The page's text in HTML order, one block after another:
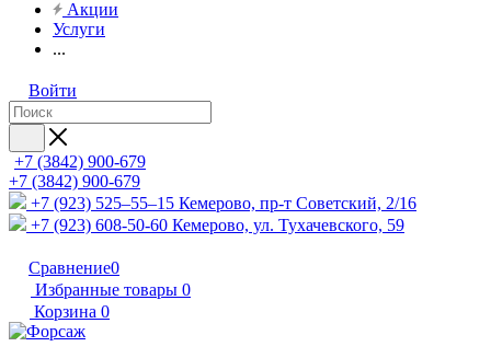
Акции
Услуги
...
Войти
+7 (3842) 900-679
+7 (3842) 900-679
+7 (923) 525–55–15 Кемерово, пр-т Советский, 2/16
+7 (923) 608-50-60 Кемерово, ул. Тухачевского, 59
Сравнение0
Избранные товары 0
Корзина 0